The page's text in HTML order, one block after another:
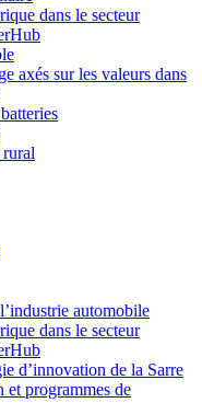
dans le secteur
axés sur les valeurs dans
automobile
dans le secteur
d’innovation de la Sarre
et programmes de